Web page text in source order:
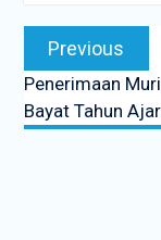
Navigasi
posPrevious
Penerimaan
Bayat Tahun